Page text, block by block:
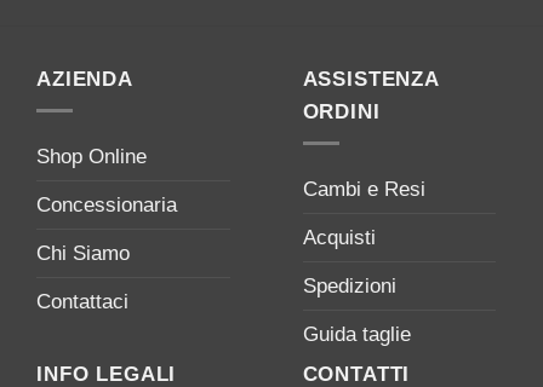
AZIENDA
Shop Online
Concessionaria
Chi Siamo
Contattaci
ASSISTENZA
ORDINI
Cambi e Resi
Acquisti
Spedizioni
Guida taglie
INFO LEGALI
CONTATTI